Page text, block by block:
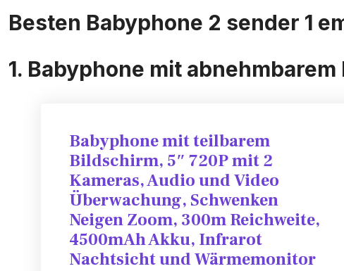
Besten Babyphone 2 sender 1
1. Babyphone mit
Babyphone mit teilbarem
Bildschirm, 5″ 720P mit 2
Kameras, Audio und Video
Überwachung, Schwenken
Neigen Zoom, 300m Reichweite,
4500mAh Akku, Infrarot
Nachtsicht und Wärmemonitor